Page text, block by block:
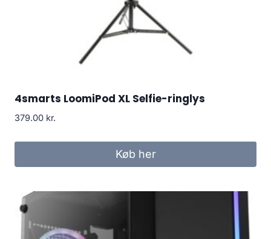
4smarts LoomiPod XL Selfie-ringlys
379.00 kr.
Køb her